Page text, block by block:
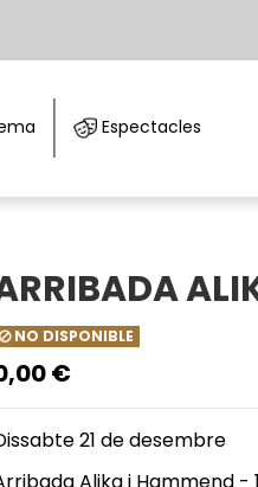
Espectacles
NO DISPONIBLE
€
21 de desembre